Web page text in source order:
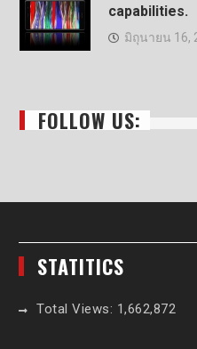
capabilities.
มิถุนายน 16,
FOLLOW US:
STATITICS
Total Views: 1,662,872